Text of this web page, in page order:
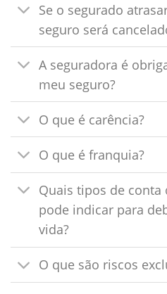
Se o segurado
seguro será
A seguradora é
meu seguro?
O que é carência?
O que é franquia?
Quais tipos de conta
pode indicar para
vida?
O que são riscos